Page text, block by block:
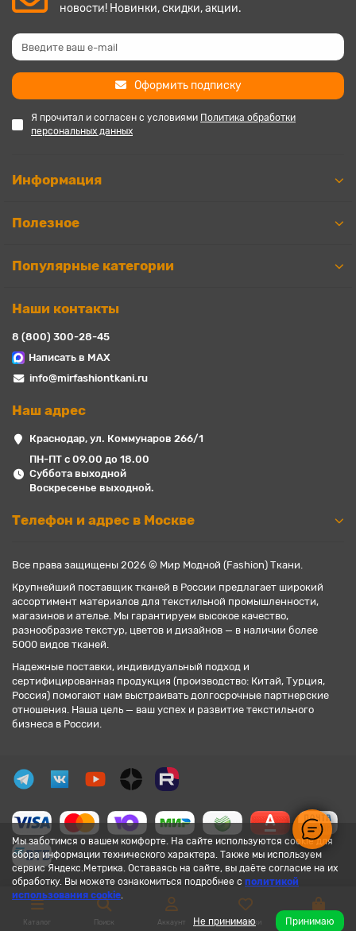
Мы заботимся о вашем комфорте. На сайте используются cookie для
сбора информации технического характера. Также мы используем
сервис Яндекс.Метрика. Оставаясь на сайте, вы даёте согласие на их
обработку. Вы можете ознакомиться подробнее с политикой
использования cookie.
Не принимаю Принимаю
новости! Новинки, скидки, акции.
Оформить подписку
Я прочитал и согласен с условиями Политика обработки
персональных данных
Информация
Полезное
Популярные категории
Наши контакты
8 (800) 300-28-45
Написать в MAX
info@mirfashiontkani.ru
Наш адрес
Краснодар, ул. Коммунаров 266/1
ПН-ПТ с 09.00 до 18.00
Суббота выходной
Воскресенье выходной.
Телефон и адрес в Москве
Все права защищены 2026 © Мир Модной (Fashion) Ткани.
Крупнейший поставщик тканей в России предлагает широкий
ассортимент материалов для текстильной промышленности,
магазинов и ателье. Мы гарантируем высокое качество,
разнообразие текстур, цветов и дизайнов — в наличии более
5000 видов тканей.
Надежные поставки, индивидуальный подход и
сертифицированная продукция (производство: Китай, Турция,
Россия) помогают нам выстраивать долгосрочные партнерские
отношения. Наша цель — ваш успех и развитие текстильного
бизнеса в России.
Каталог Поиск Аккаунт Закладки Корзина